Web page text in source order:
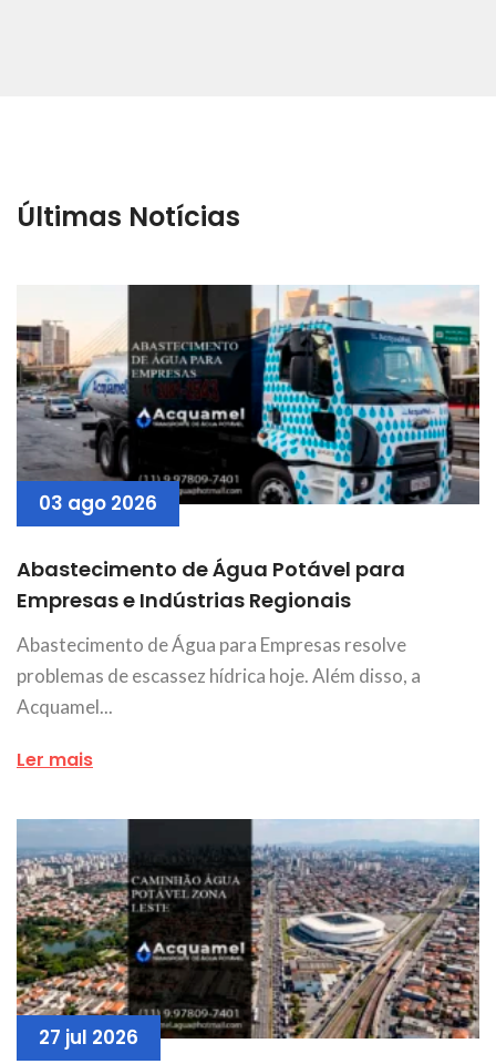
Últimas Notícias
03 ago 2026
Abastecimento de Água Potável para
Empresas e Indústrias Regionais
Abastecimento de Água para Empresas resolve
problemas de escassez hídrica hoje. Além disso, a
Acquamel...
Ler mais
27 jul 2026